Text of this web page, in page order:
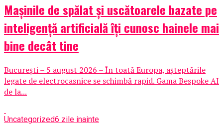
Mașinile de spălat și uscătoarele bazate pe
inteligență artificială îți cunosc hainele mai
bine decât tine
București – 5 august 2026 – În toată Europa, așteptările
legate de electrocasnice se schimbă rapid. Gama Bespoke AI
de la...
Uncategorized6 zile inainte